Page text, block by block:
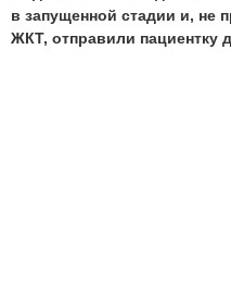
в запущенной стадии и, не
ЖКТ, отправили пациентку